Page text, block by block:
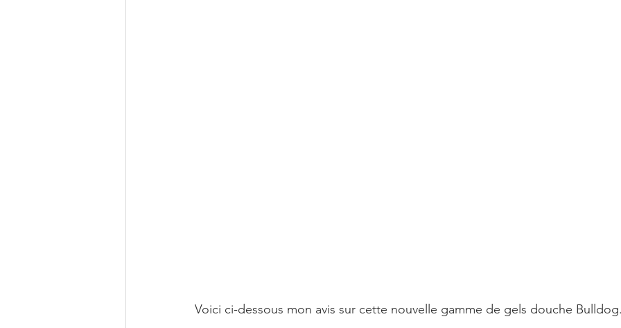
Voici ci-dessous mon avis sur cette nouvelle gamme de gels douche